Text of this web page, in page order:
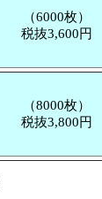
（6000枚）
税抜3,600円
（8000枚）
税抜3,800円